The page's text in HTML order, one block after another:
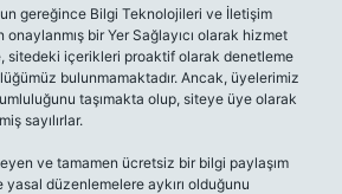
gereğince Bilgi Teknolojileri ve İletişim
onaylanmış bir Yer Sağlayıcı olarak hizmet
sitedeki içerikleri proaktif olarak denetleme
bulunmamaktadır. Ancak, üyelerimiz
taşımakta olup, siteye üye olarak
sayılırlar.
ve tamamen ücretsiz bir bilgi paylaşım
düzenlemelere aykırı olduğunu